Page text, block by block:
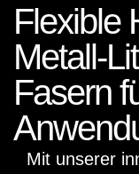
Flexible
Metall-
Fasern
Mit unserer